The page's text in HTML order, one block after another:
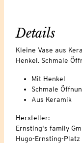
Details
Kleine Vase aus
Henkel. Schmale
Mit Henkel
Schmale
Aus Keramik
Hersteller:
Ernsting's family
Hugo-Ernsting-Platz